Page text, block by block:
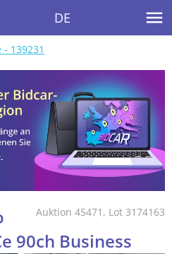
DE
139231
Auktion 45471, Lot 3174163
90ch Business